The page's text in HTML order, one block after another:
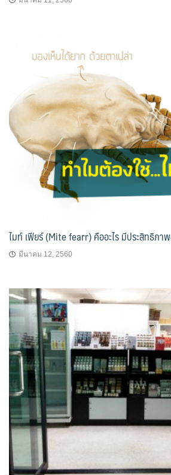
ไมท์ เฟียร์ (Mite fearr) คืออะไร มีประสิทธิภา
มีนาคม 12, 2560